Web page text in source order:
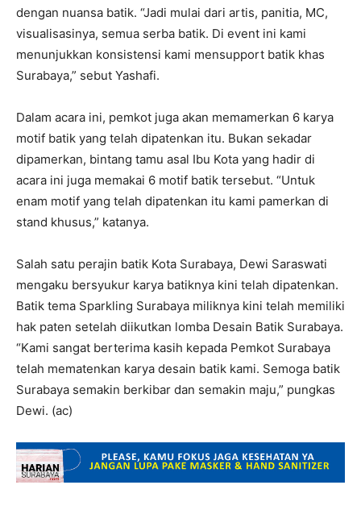
dengan nuansa batik. “Jadi mulai dari artis, panitia, MC,
visualisasinya, semua serba batik. Di event ini kami
menunjukkan konsistensi kami mensupport batik khas
Surabaya,” sebut Yashafi.
Dalam acara ini, pemkot juga akan memamerkan 6 karya
motif batik yang telah dipatenkan itu. Bukan sekadar
dipamerkan, bintang tamu asal Ibu Kota yang hadir di
acara ini juga memakai 6 motif batik tersebut. “Untuk
enam motif yang telah dipatenkan itu kami pamerkan di
stand khusus,” katanya.
Salah satu perajin batik Kota Surabaya, Dewi Saraswati
mengaku bersyukur karya batiknya kini telah dipatenkan.
Batik tema Sparkling Surabaya miliknya kini telah memiliki
hak paten setelah diikutkan lomba Desain Batik Surabaya.
“Kami sangat berterima kasih kepada Pemkot Surabaya
telah mematenkan karya desain batik kami. Semoga batik
Surabaya semakin berkibar dan semakin maju,” pungkas
Dewi. (ac)